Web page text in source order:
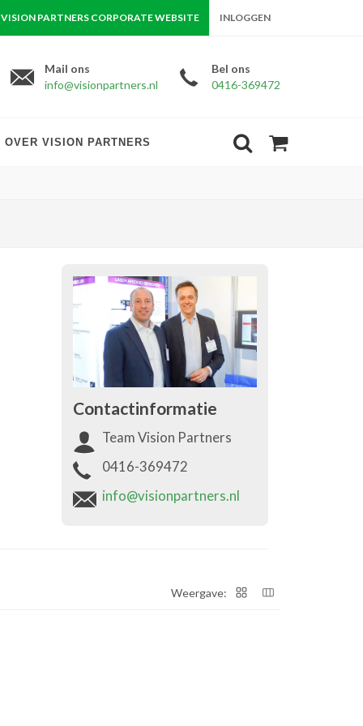
VISION PARTNERS CORPORATE WEBSITE INLOGGEN
Mail ons
info@visionpartners.nl
Bel ons
0416-369472
OVER VISION PARTNERS
Contactinformatie
Team Vision Partners
0416-369472
info@visionpartners.nl
Weergave: